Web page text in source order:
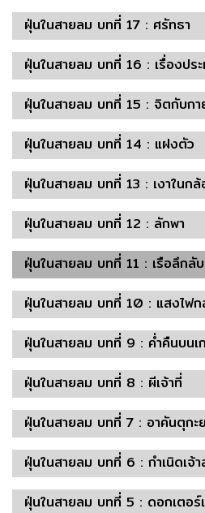
ฝุ่นในสายลม บทที่ 17 : ศรัทธา
ฝุ่นในสายลม บทที่ 16 : เรื่องปร
ฝุ่นในสายลม บทที่ 15 : จิตกับกา
ฝุ่นในสายลม บทที่ 14 : แฝงตัว
ฝุ่นในสายลม บทที่ 13 : เงาในกล้
ฝุ่นในสายลม บทที่ 12 : ลักพา
ฝุ่นในสายลม บทที่ 11 : เรือลึกลับ
ฝุ่นในสายลม บทที่ 10 : แสงไฟก
ฝุ่นในสายลม บทที่ 9 : ค่ำคืนบนเ
ฝุ่นในสายลม บทที่ 8 : ผีเจ้าที่
ฝุ่นในสายลม บทที่ 7 : อาคันตุกะ
ฝุ่นในสายลม บทที่ 6 : กำเนิดเจ้
ฝุ่นในสายลม บทที่ 5 : ดอกเตอร์